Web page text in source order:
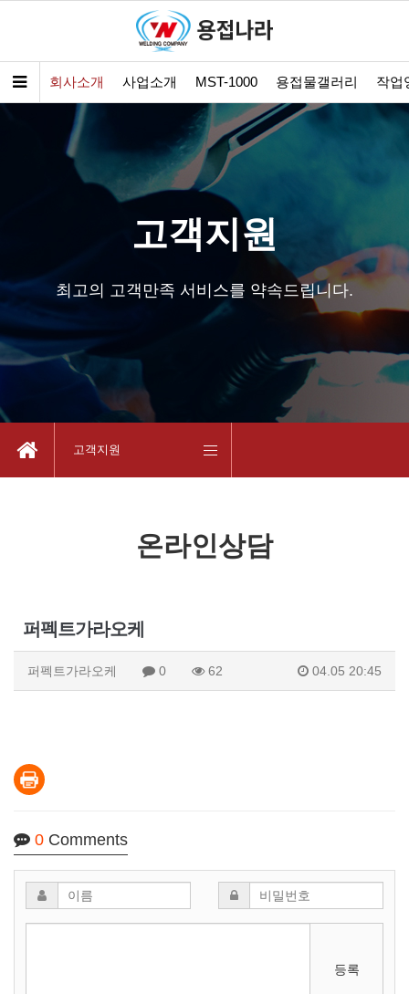
회사소개 사업소개 MST-1000 용접물갤러리 작업
고객지원
최고의 고객만족 서비스를 약속드립니다.
고객지원
온라인상담
퍼펙트가라오케
퍼펙트가라오케 0 62 04.05 20:45
0 Comments
등록